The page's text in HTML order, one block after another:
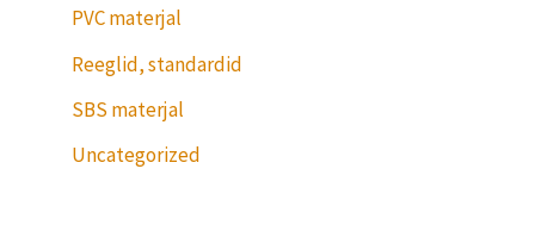
PVC materjal
Reeglid, standardid
SBS materjal
Uncategorized